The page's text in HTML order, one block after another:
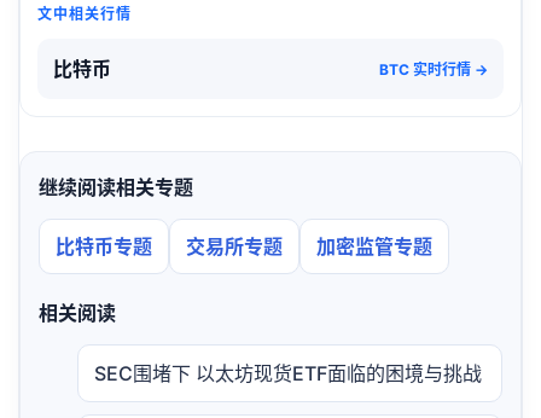
文中相关行情
比特币 BTC 实时行情 →
继续阅读相关专题
比特币专题 交易所专题 加密监管专题
相关阅读
SEC围堵下 以太坊现货ETF面临的困境与挑战